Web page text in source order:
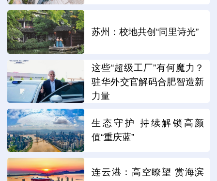
苏州：校地共创“同里诗光”
这些“超级工厂”有何魔力？
驻华外交官解码合肥智造新
力量
生态守护 持续解锁高颜
值“重庆蓝”
连云港：高空瞭望 赏海滨